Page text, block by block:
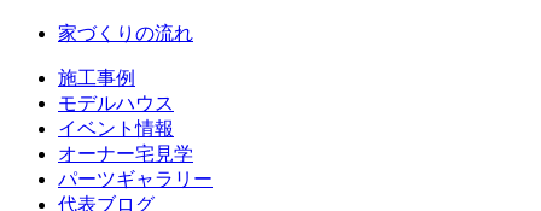
家づくりの流れ
施工事例
モデルハウス
イベント情報
オーナー宅見学
パーツギャラリー
代表ブログ